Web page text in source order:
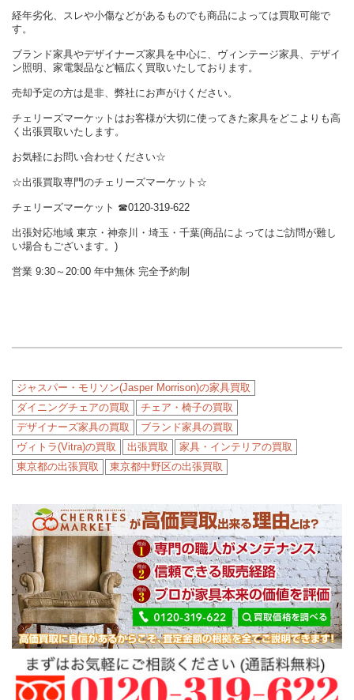
経年劣化、スレや小傷などがあるものでも商品によっては買取可能で
す。
ブランド家具やデザイナーズ家具を中心に、ヴィンテージ家具、デザイ
ン照明、家電製品など幅広く買取いたしております。
売却予定の方は是非、弊社にお声がけください。
チェリーズマーケットはお客様が大切に使ってきた家具をどこよりも高
く出張買取いたします。
お気軽にお問い合わせください☆
☆出張買取専門のチェリーズマーケット☆
チェリーズマーケット ☎︎0120-319-622
出張対応地域 東京・神奈川・埼玉・千葉(商品によってはご訪問が難し
い場合もございます。)
営業 9:30～20:00 年中無休 完全予約制
ジャスパー・モリソン(Jasper Morrison)の家具買取
ダイニングチェアの買取
チェア・椅子の買取
デザイナーズ家具の買取
ブランド家具の買取
ヴィトラ(Vitra)の買取
出張買取
家具・インテリアの買取
東京都の出張買取
東京都中野区の出張買取